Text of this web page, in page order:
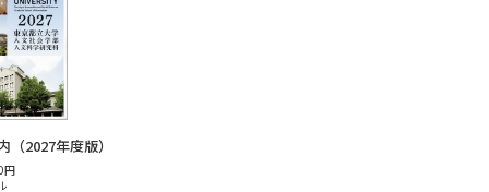
（2027年度版）
円